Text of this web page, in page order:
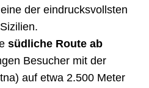
der eindrucksvollsten
südliche Route ab
Besucher mit der
auf etwa 2.500 Meter